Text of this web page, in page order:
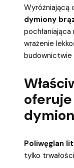
Wyróżniającą
dymiony
wrażenie
budownictwie
Poliwęglan
tylko